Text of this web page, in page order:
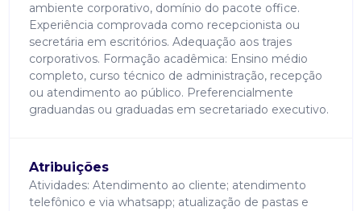
ambiente corporativo, domínio do pacote office.
Experiência comprovada como recepcionista ou
secretária em escritórios. Adequação aos trajes
corporativos. Formação acadêmica: Ensino médio
completo, curso técnico de administração, recepção
ou atendimento ao público. Preferencialmente
graduandas ou graduadas em secretariado executivo.
Atribuições
Atividades: Atendimento ao cliente; atendimento
telefônico e via whatsapp; atualização de pastas e